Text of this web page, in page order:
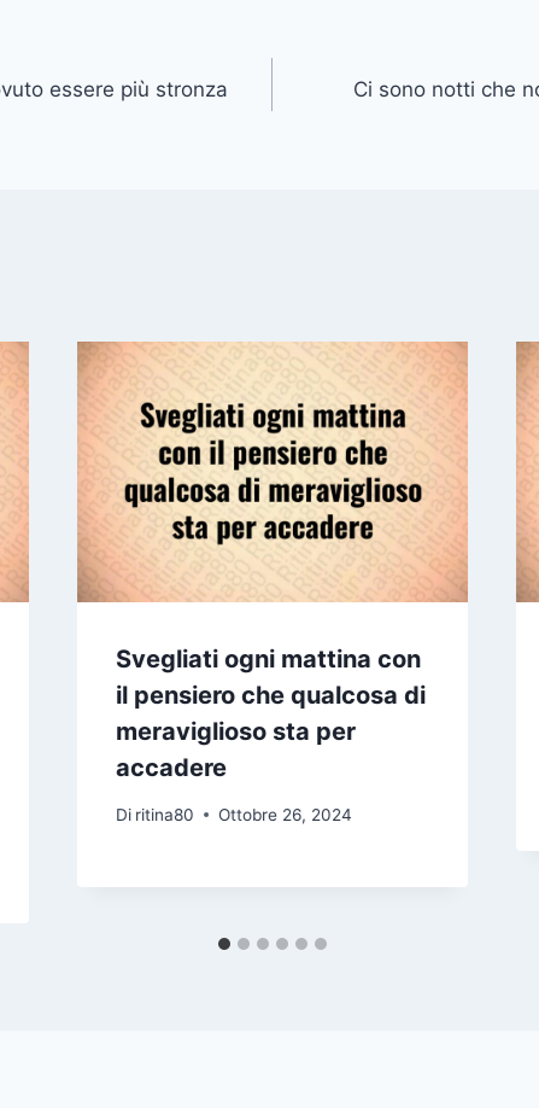
essere più stronza
Ci sono notti che
Svegliati ogni mattina con
il pensiero che qualcosa di
meraviglioso sta per
accadere
Di ritina80 Ottobre 26, 2024